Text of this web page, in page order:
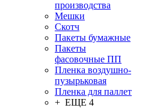
производства
Мешки
Скотч
Пакеты бумажные
Пакеты
фасовочные ПП
Пленка воздушно-
пузырьковая
Пленка для паллет
+ ЕЩЕ 4